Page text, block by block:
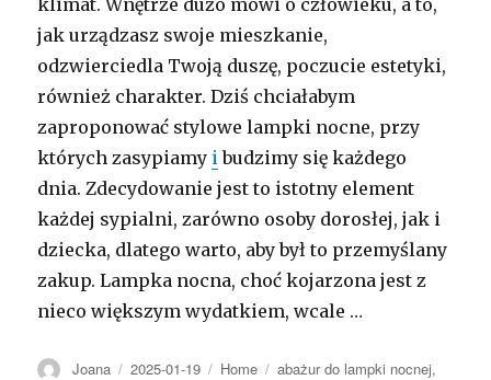
jak urządzasz swoje mieszkanie,
odzwierciedla Twoją duszę, poczucie estetyki,
również charakter. Dziś chciałabym
zaproponować stylowe lampki nocne, przy
których zasypiamy i budzimy się każdego
dnia. Zdecydowanie jest to istotny element
każdej sypialni, zarówno osoby dorosłej, jak i
dziecka, dlatego warto, aby był to przemyślany
zakup. Lampka nocna, choć kojarzona jest z
nieco większym wydatkiem, wcale …
Autor
Joana Opublikowano
2025-01-19 Kategorie
Home Tagi
abażur do lampki nocnej,